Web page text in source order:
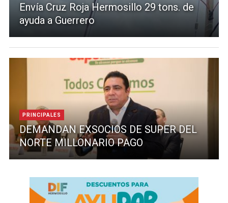
Envía Cruz Roja Hermosillo 29 tons. de
ayuda a Guerrero
PRINCIPALES
DEMANDAN EXSOCIOS DE SUPER DEL
NORTE MILLONARIO PAGO